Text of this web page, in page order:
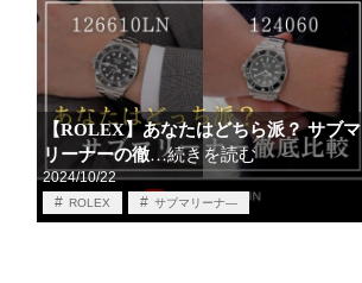
【ROLEX】あなたはどちら派？ サブマ
リーナーの徹…続きを読む
2024/10/22
ROLEX サブマリーナ―